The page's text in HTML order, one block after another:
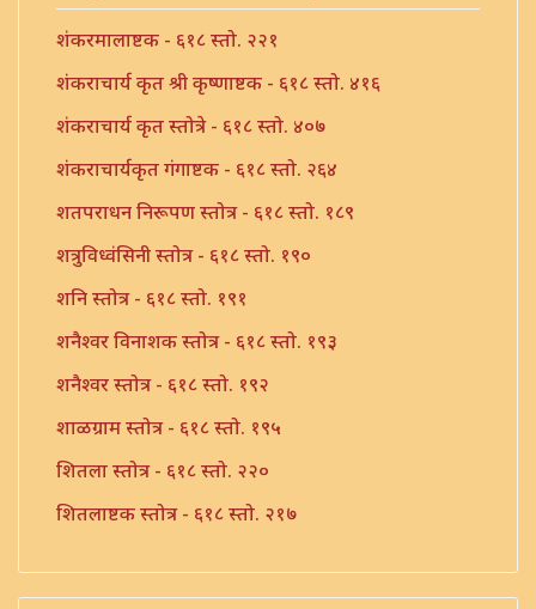
शंकरमालाष्टक - ६१८ स्तो. २२१
शंकराचार्य कृत श्री कृष्णाष्टक - ६१८ स्तो. ४१६
शंकराचार्य कृत स्तोत्रे - ६१८ स्तो. ४०७
शंकराचार्यकृत गंगाष्टक - ६१८ स्तो. २६४
शतपराधन निरूपण स्तोत्र - ६१८ स्तो. १८९
शत्रुविध्वंसिनी स्तोत्र - ६१८ स्तो. १९०
शनि स्तोत्र - ६१८ स्तो. १९१
शनैश्वर विनाशक स्तोत्र - ६१८ स्तो. १९३
शनैश्वर स्तोत्र - ६१८ स्तो. १९२
शाळग्राम स्तोत्र - ६१८ स्तो. १९५
शितला स्तोत्र - ६१८ स्तो. २२०
शितलाष्टक स्तोत्र - ६१८ स्तो. २१७
शिव नामावली - ६१८ स्तो. ३९०